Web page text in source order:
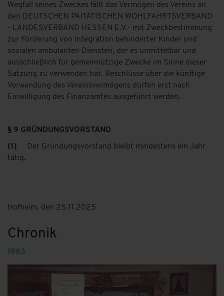
Wegfall seines Zweckes fällt das Vermögen des Vereins an
den DEUTSCHEN PAITÄTISCHEN WOHLFAHRTSVERBAND
- LANDESVERBAND HESSEN E.V.- mit Zweckbestimmung
zur Förderung von Integration behinderter Kinder und
sozialen ambulanten Diensten, der es unmittelbar und
ausschließlich für gemeinnützige Zwecke im Sinne dieser
Satzung zu verwenden hat. Beschlüsse über die künftige
Verwendung des Vereinsvermögens dürfen erst nach
Einwilligung des Finanzamtes ausgeführt werden.
§ 9 GRÜNDUNGSVORSTAND
(1) Der Gründungsvorstand bleibt mindestens ein Jahr
tätig.
Hofheim, den 25.11.2025
Chronik
1983